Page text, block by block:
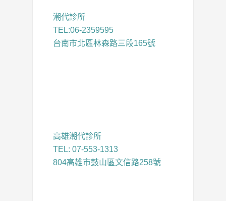
潮代診所
TEL:06-2359595
台南市北區林森路三段165號
高雄潮代診所
TEL: 07-553-1313
804高雄市鼓山區文信路258號